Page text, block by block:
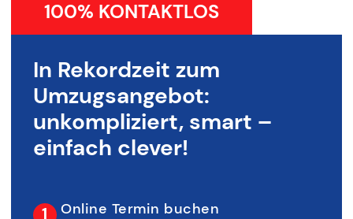
100% KONTAKTLOS
In Rekordzeit zum
Umzugsangebot:
unkompliziert, smart –
einfach clever!
Online Termin buchen